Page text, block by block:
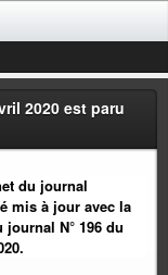
2020 est paru
du journal
mis à jour avec la
N° 196 du